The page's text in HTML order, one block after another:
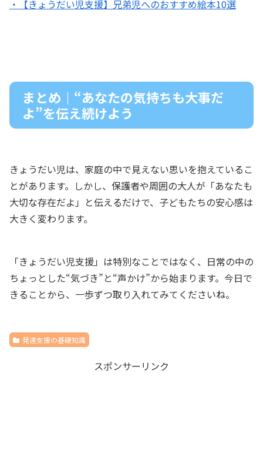
・【きょうだい児支援】兄弟児へのおすすめ絵本10選
まとめ｜“あなたの気持ちも大事だ
よ”を伝え続けよう
きょうだい児は、家庭の中で見えない思いを抱えているこ
とがあります。しかし、保護者や周囲の大人が「あなたも
大切な存在だよ」と伝えるだけで、子どもたちの安心感は
大きく変わります。
「きょうだい児支援」は特別なことではなく、日常の中の
ちょっとした“気づき”と“声かけ”から始まります。今日で
きることから、一歩ずつ取り入れてみてくださいね。
発達支援の基礎知識
スポンサーリンク